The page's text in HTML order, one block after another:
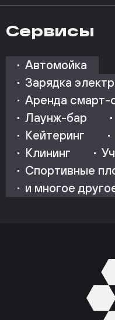
Сервисы
Автомойка
Зарядка
Аренда смарт-
Лаунж-бар
Кейтеринг
Клининг
Спортивные
и многое